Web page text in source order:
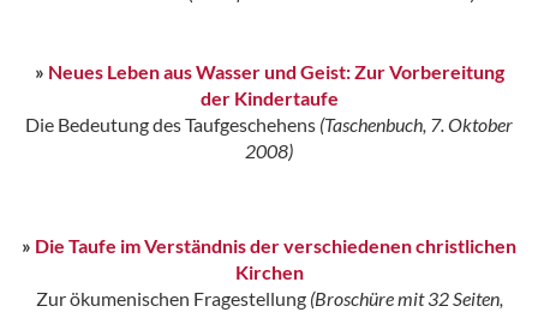
» Neues Leben aus Wasser und Geist: Zur Vorbereitung
der Kindertaufe
Die Bedeutung des Taufgeschehens (Taschenbuch, 7. Oktober
2008)
» Die Taufe im Verständnis der verschiedenen christlichen
Kirchen
Zur ökumenischen Fragestellung (Broschüre mit 32 Seiten,